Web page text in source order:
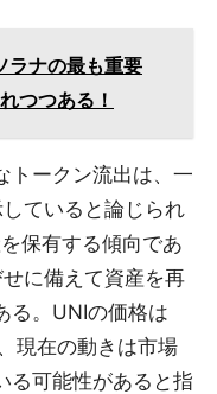
ラナの最も重要
つつある！
トークン流出は、一
ていると論じられ
保有する傾向であ
に備えて資産を再
る。UNIの価格は
現在の動きは市場
る可能性があると指